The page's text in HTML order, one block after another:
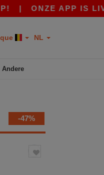
APP IS LIVE! €10
NL
Andere
-47%